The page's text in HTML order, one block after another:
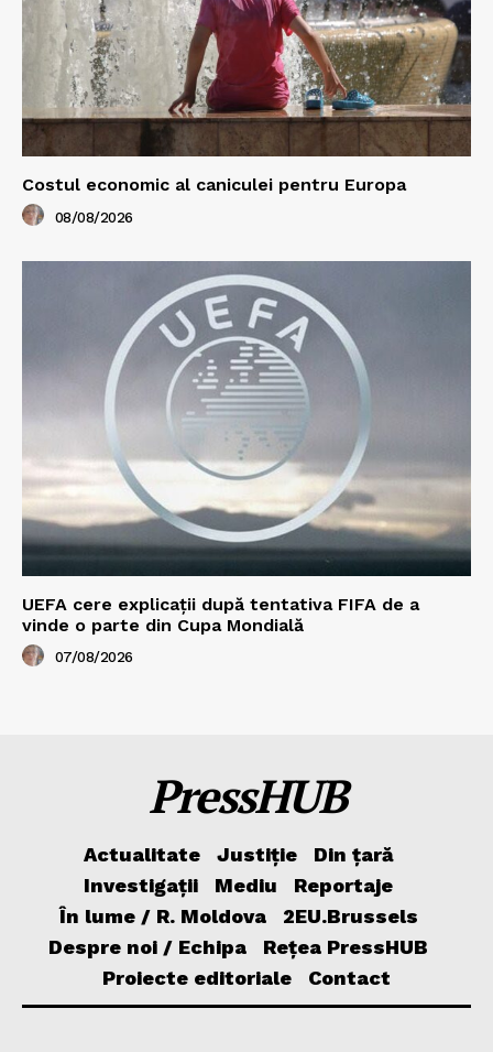
Costul economic al caniculei pentru Europa
08/08/2026
UEFA cere explicații după tentativa FIFA de a
vinde o parte din Cupa Mondială
07/08/2026
PressHUB
Actualitate Justiție
Din țară
Investigații
Mediu
Reportaje
În lume / R. Moldova
2EU.Brussels
Despre noi / Echipa
Rețea PressHUB
Proiecte editoriale
Contact